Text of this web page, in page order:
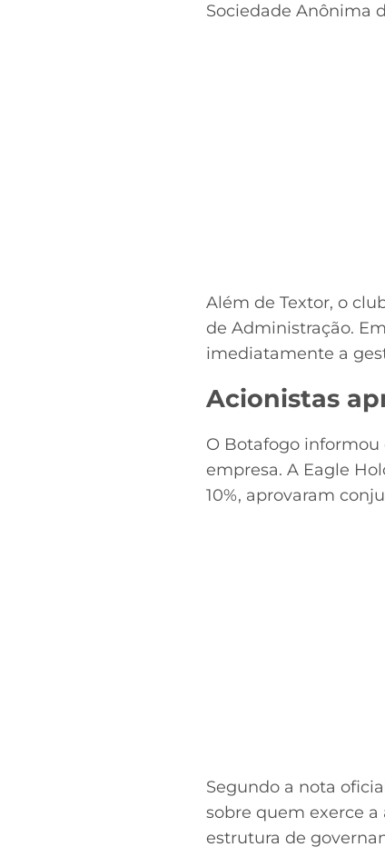
Sociedade Anônima
Além de Textor, o
de Administração.
imediatamente a
Acionistas
O Botafogo informou
empresa. A Eagle
10%, aprovaram
Segundo a nota
sobre quem exerce a
estrutura de